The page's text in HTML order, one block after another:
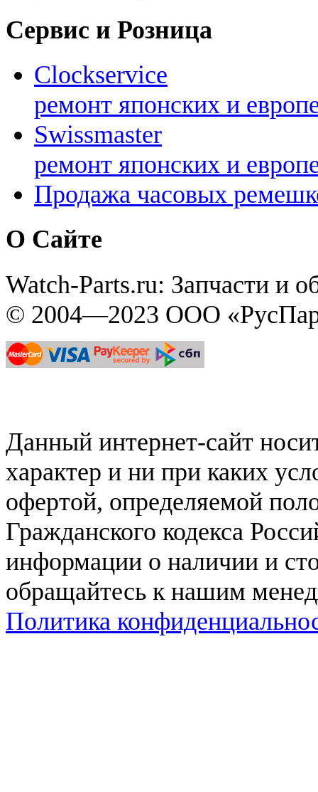
Сервис и Розница
Clockservice
ремонт японских и
Swissmaster
ремонт японских и
Продажа часовых
О Сайте
Watch-Parts.ru: Запчасти и
© 2004—2023 ООО
Данный интернет-сайт
характер и ни при каких
офертой, определяемой
Гражданского кодекса
информации о наличии и
обращайтесь к нашим
Политика